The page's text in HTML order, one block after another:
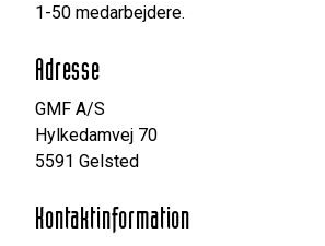
1-50 medarbejdere.
Adresse
GMF A/S
Hylkedamvej 70
5591 Gelsted
Kontaktinformation